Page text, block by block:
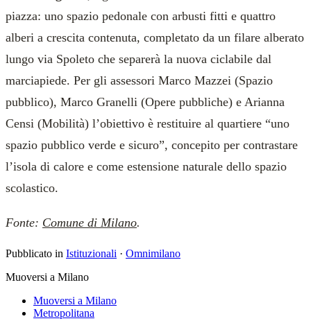
piazza: uno spazio pedonale con arbusti fitti e quattro
alberi a crescita contenuta, completato da un filare alberato
lungo via Spoleto che separerà la nuova ciclabile dal
marciapiede. Per gli assessori Marco Mazzei (Spazio
pubblico), Marco Granelli (Opere pubbliche) e Arianna
Censi (Mobilità) l’obiettivo è restituire al quartiere “uno
spazio pubblico verde e sicuro”, concepito per contrastare
l’isola di calore e come estensione naturale dello spazio
scolastico.
Fonte: Comune di Milano.
Pubblicato in Istituzionali · Omnimilano
Muoversi a Milano
Muoversi a Milano
Metropolitana